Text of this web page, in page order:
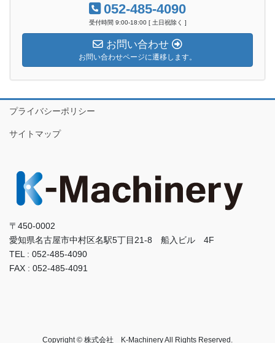
052-485-4090
受付時間 9:00-18:00 [ 土日祝除く ]
お問い合わせ
お問い合わせページに遷移します。
プライバシーポリシー
サイトマップ
〒450-0002
愛知県名古屋市中村区名駅5丁目21-8 船入ビル 4F
TEL : 052-485-4090
FAX : 052-485-4091
Copyright © 株式会社 K-Machinery All Rights Reserved.